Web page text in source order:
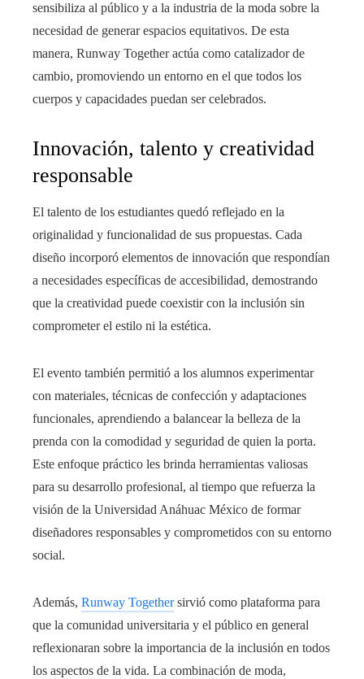
sensibiliza al público y a la industria de la moda sobre la
necesidad de generar espacios equitativos. De esta
manera, Runway Together actúa como catalizador de
cambio, promoviendo un entorno en el que todos los
cuerpos y capacidades puedan ser celebrados.
Innovación, talento y creatividad
responsable
El talento de los estudiantes quedó reflejado en la
originalidad y funcionalidad de sus propuestas. Cada
diseño incorporó elementos de innovación que respondían
a necesidades específicas de accesibilidad, demostrando
que la creatividad puede coexistir con la inclusión sin
comprometer el estilo ni la estética.
El evento también permitió a los alumnos experimentar
con materiales, técnicas de confección y adaptaciones
funcionales, aprendiendo a balancear la belleza de la
prenda con la comodidad y seguridad de quien la porta.
Este enfoque práctico les brinda herramientas valiosas
para su desarrollo profesional, al tiempo que refuerza la
visión de la Universidad Anáhuac México de formar
diseñadores responsables y comprometidos con su entorno
social.
Además, Runway Togethersirvió como plataforma para
que la comunidad universitaria y el público en general
reflexionaran sobre la importancia de la inclusión en todos
los aspectos de la vida. La combinación de moda,